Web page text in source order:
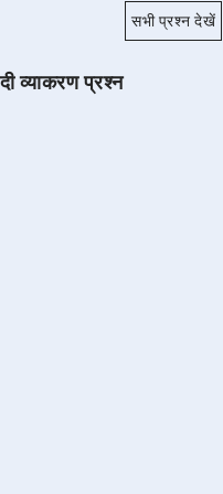
सभी प्रश्न देखें
व्याकरण प्रश्न